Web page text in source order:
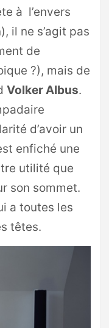
à l’envers
il ne s’agit pas
de
?), mais de
Volker Albus.
d’avoir un
enfiché une
utilité que
son sommet.
a toutes les
têtes.